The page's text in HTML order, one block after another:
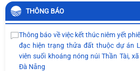
THÔNG BÁO
Thông báo về việc kết thúc niêm yết
đạc hiện trạng thửa đất thuộc dự án
viên suối khoáng nóng núi Thần Tài,
Đà Nẵng